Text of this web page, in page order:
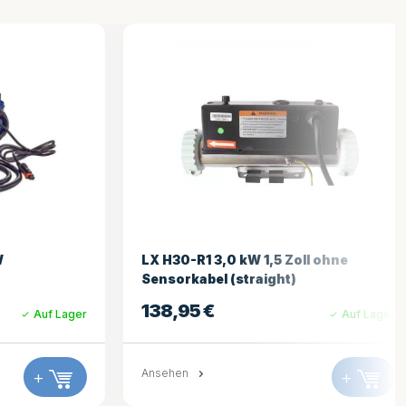
ohne
Auf Lager
+
Gecko 2kW Flow Thru Heizung SSPA
+